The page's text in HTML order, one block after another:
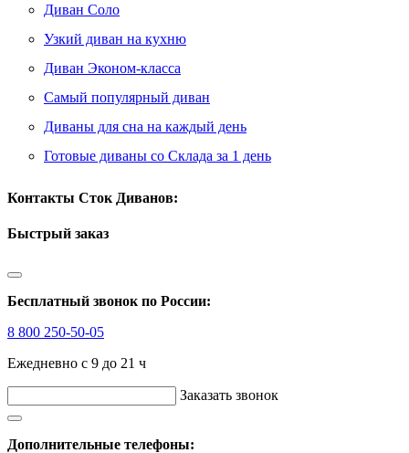
Диван Соло
Узкий диван на кухню
Диван Эконом-класса
Самый популярный диван
Диваны для сна на каждый день
Готовые диваны со Склада за 1 день
Контакты Сток Диванов:
Быстрый заказ
Бесплатный звонок по России:
8 800 250-50-05
Ежедневно с 9 до 21 ч
Заказать звонок
Дополнительные телефоны: